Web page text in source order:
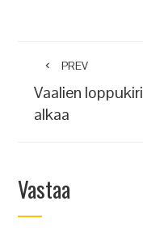
PREV
Vaalien loppukiri
alkaa
Vastaa